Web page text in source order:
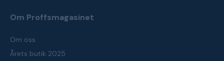
Om Proffsmagasinet
Om oss
Årets butik 2025